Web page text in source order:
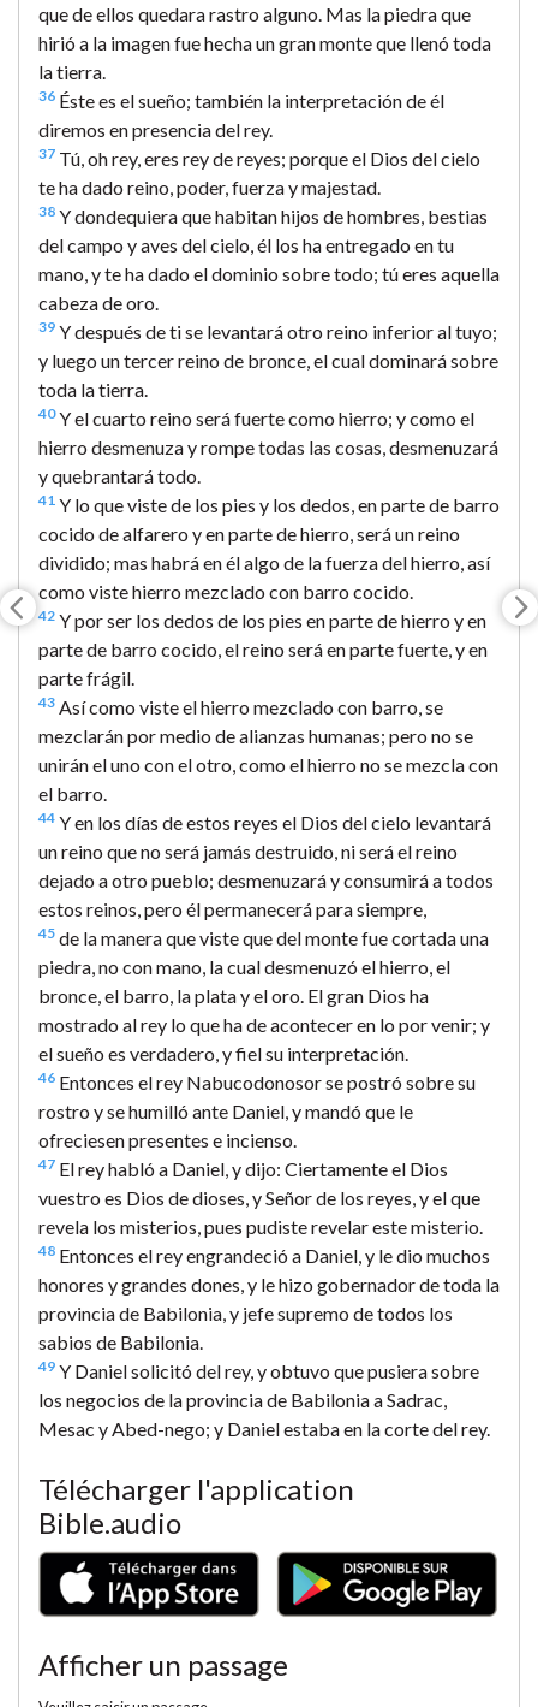
que de ellos quedara rastro alguno. Mas la piedra que
hirió a la imagen fue hecha un gran monte que llenó toda
la tierra.
36 Éste es el sueño; también la interpretación de él
diremos en presencia del rey.
37 Tú, oh rey, eres rey de reyes; porque el Dios del cielo
te ha dado reino, poder, fuerza y majestad.
38 Y dondequiera que habitan hijos de hombres, bestias
del campo y aves del cielo, él los ha entregado en tu
mano, y te ha dado el dominio sobre todo; tú eres aquella
cabeza de oro.
39 Y después de ti se levantará otro reino inferior al tuyo;
y luego un tercer reino de bronce, el cual dominará sobre
toda la tierra.
40Y el cuarto reino será fuerte como hierro; y como el
hierro desmenuza y rompe todas las cosas, desmenuzará
y quebrantará todo.
41 Y lo que viste de los pies y los dedos, en parte de barro
cocido de alfarero y en parte de hierro, será un reino
dividido; mas habrá en él algo de la fuerza del hierro, así
como viste hierro mezclado con barro cocido.
42 Y por ser los dedos de los pies en parte de hierro y en
parte de barro cocido, el reino será en parte fuerte, y en
parte frágil.
43 Así como viste el hierro mezclado con barro, se
mezclarán por medio de alianzas humanas; pero no se
unirán el uno con el otro, como el hierro no se mezcla con
el barro.
44 Y en los días de estos reyes el Dios del cielo levantará
un reino que no será jamás destruido, ni será el reino
dejado a otro pueblo; desmenuzará y consumirá a todos
estos reinos, pero él permanecerá para siempre,
45 de la manera que viste que del monte fue cortada una
piedra, no con mano, la cual desmenuzó el hierro, el
bronce, el barro, la plata y el oro. El gran Dios ha
mostrado al rey lo que ha de acontecer en lo por venir; y
el sueño es verdadero, y fiel su interpretación.
46 Entonces el rey Nabucodonosor se postró sobre su
rostro y se humilló ante Daniel, y mandó que le
ofreciesen presentes e incienso.
47 El rey habló a Daniel, y dijo: Ciertamente el Dios
vuestro es Dios de dioses, y Señor de los reyes, y el que
revela los misterios, pues pudiste revelar este misterio.
48 Entonces el rey engrandeció a Daniel, y le dio muchos
honores y grandes dones, y le hizo gobernador de toda la
provincia de Babilonia, y jefe supremo de todos los
sabios de Babilonia.
49 Y Daniel solicitó del rey, y obtuvo que pusiera sobre
los negocios de la provincia de Babilonia a Sadrac,
Mesac y Abed-nego; y Daniel estaba en la corte del rey.
Télécharger l'application
Bible.audio
Afficher un passage